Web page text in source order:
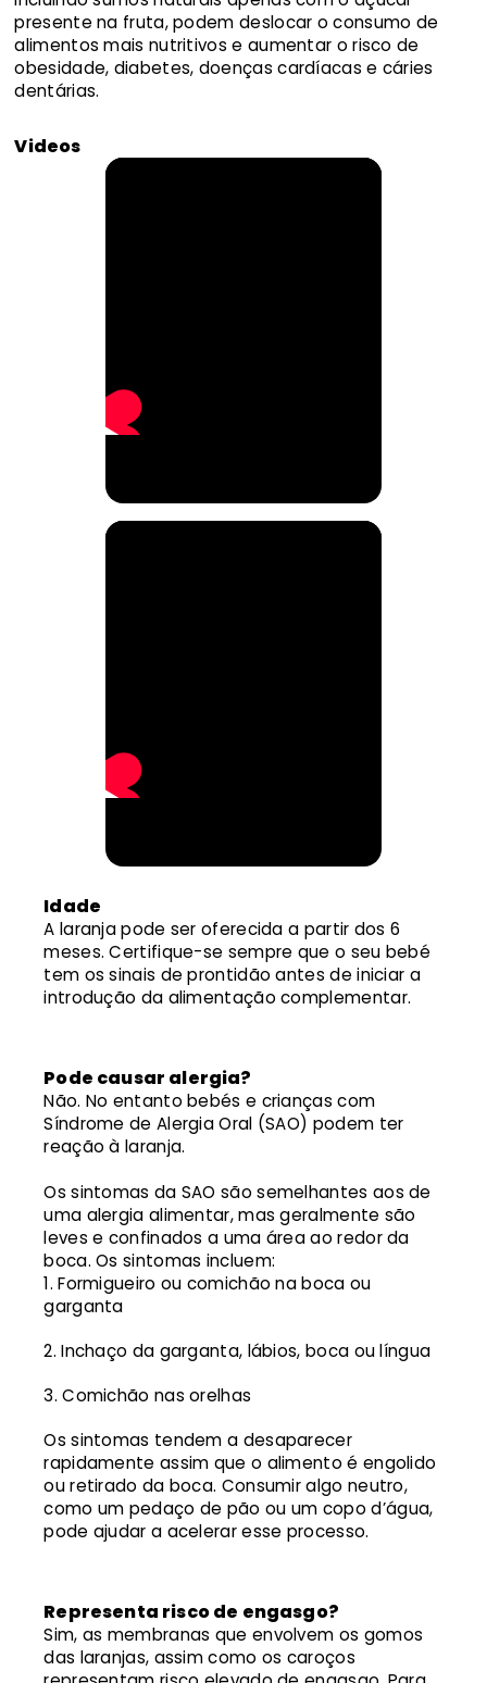
presente na fruta, podem deslocar o consumo de
alimentos mais nutritivos e aumentar o risco de
obesidade, diabetes, doenças cardíacas e cáries
dentárias.
Videos
Idade
A laranja pode ser oferecida a partir dos 6
meses. Certifique-se sempre que o seu bebé
tem os sinais de prontidão antes de iniciar a
introdução da alimentação complementar.
Pode causar alergia?
Não. No entanto bebés e crianças com
Síndrome de Alergia Oral (SAO) podem ter
reação à laranja.
Os sintomas da SAO são semelhantes aos de
uma alergia alimentar, mas geralmente são
leves e confinados a uma área ao redor da
boca. Os sintomas incluem:
Formigueiro ou comichão na boca ou
garganta
Inchaço da garganta, lábios, boca ou língua
Comichão nas orelhas
Os sintomas tendem a desaparecer
rapidamente assim que o alimento é engolido
ou retirado da boca. Consumir algo neutro,
como um pedaço de pão ou um copo d’água,
pode ajudar a acelerar esse processo.
Representa risco de engasgo?
Sim, as membranas que envolvem os gomos
das laranjas, assim como os caroços